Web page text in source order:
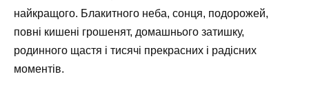
найкращого. Блакитного неба, сонця, подорожей,
повні кишені грошенят, домашнього затишку,
родинного щастя і тисячі прекрасних і радісних
моментів.